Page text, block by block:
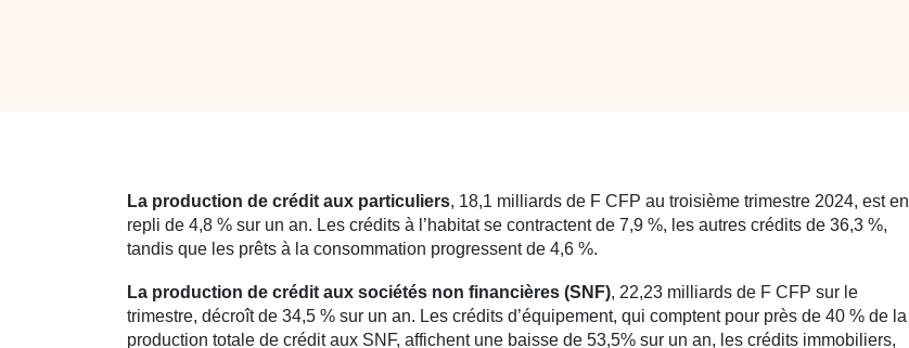
La production de crédit aux particuliers, 18,1 milliards de F CFP au troisième trimestre 2024, est en
repli de 4,8 % sur un an. Les crédits à l’habitat se contractent de 7,9 %, les autres crédits de 36,3 %,
tandis que les prêts à la consommation progressent de 4,6 %.
La production de crédit aux sociétés non financières (SNF), 22,23 milliards de F CFP sur le
trimestre, décroît de 34,5 % sur un an. Les crédits d’équipement, qui comptent pour près de 40 % de la
production totale de crédit aux SNF, affichent une baisse de 53,5% sur un an, les crédits immobiliers,